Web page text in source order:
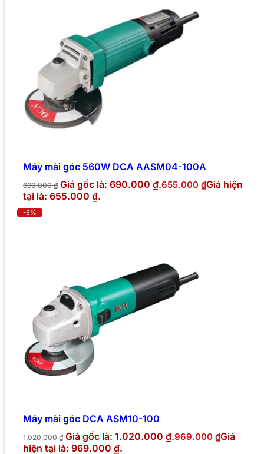
Máy mài góc 560W DCA AASM04-100A
690.000₫ Giá gốc là: 690.000 ₫.655.000 ₫Giá hiện
tại là: 655.000 ₫.
-5%
Máy mài góc DCA ASM10-100
1.020.000₫ Giá gốc là: 1.020.000 ₫.969.000 ₫Giá
hiện tại là: 969.000 ₫.